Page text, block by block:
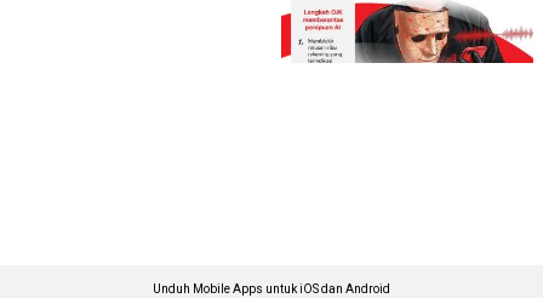
Unduh Mobile Apps untuk iOS dan Android